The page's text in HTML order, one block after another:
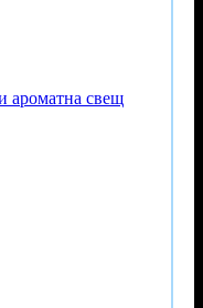
ароматна свещ